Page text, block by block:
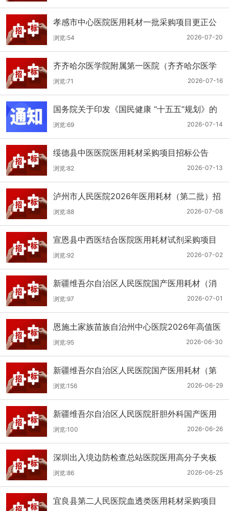
孝感市中心医院医用耗材一批采购项目更正公
告
2026-07-20
浏览:54
齐齐哈尔医学院附属第一医院（齐齐哈尔医学
院第一临床医学院）口腔科医用耗材招标公告
2026-07-16
浏览:71
国务院关于印发《国民健康 “十五五”规划》的
通知
2026-07-14
浏览:69
绥德县中医医院医用耗材采购项目招标公告
2026-07-13
浏览:82
泸州市人民医院2026年医用耗材（第二批）招
标公告
2026-07-08
浏览:88
宣恩县中西医结合医院医用耗材试剂采购项目
（消毒、普通耗材）公开招标公告
2026-07-02
浏览:92
新疆维吾尔自治区人民医院国产医用耗材（消
化科氢气检测产品耗材）采购项目单一来源公
示
2026-07-01
浏览:97
恩施土家族苗族自治州中心医院2026年高值医
用耗材（国产）采购项目第二次公开招标公告
2026-06-30
浏览:95
新疆维吾尔自治区人民医院国产医用耗材（第
二十三批）采购项目公开招标公告
2026-06-29
浏览:156
新疆维吾尔自治区人民医院肝胆外科国产医用
耗材采购项目公开招标公告
2026-06-26
浏览:100
深圳出入境边防检查总站医院医用高分子夹板
医用耗材采购项目更正公告
2026-06-25
浏览:86
宜良县第二人民医院血透类医用耗材采购项目